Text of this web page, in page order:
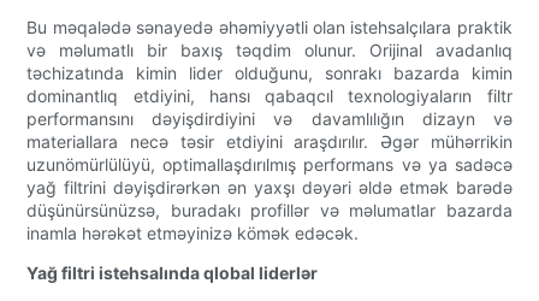
Bu məqalədə sənayedə əhəmiyyətli olan istehsalçılara praktik
və məlumatlı bir baxış təqdim olunur. Orijinal avadanlıq
təchizatında kimin lider olduğunu, sonrakı bazarda kimin
dominantlıq etdiyini, hansı qabaqcıl texnologiyaların filtr
performansını dəyişdirdiyini və davamlılığın dizayn və
materiallara necə təsir etdiyini araşdırılır. Əgər mühərrikin
uzunömürlülüyü, optimallaşdırılmış performans və ya sadəcə
yağ filtrini dəyişdirərkən ən yaxşı dəyəri əldə etmək barədə
düşünürsünüzsə, buradakı profillər və məlumatlar bazarda
inamla hərəkət etməyinizə kömək edəcək.
Yağ filtri istehsalında qlobal liderlər